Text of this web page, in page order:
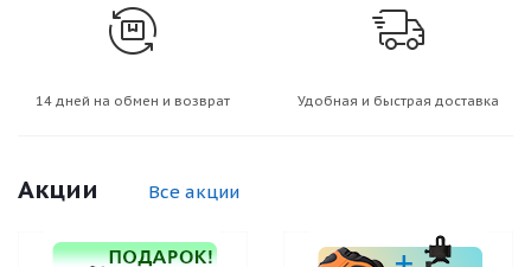
14 дней на обмен и возврат Удобная и быстрая доставка
Акции Все акции